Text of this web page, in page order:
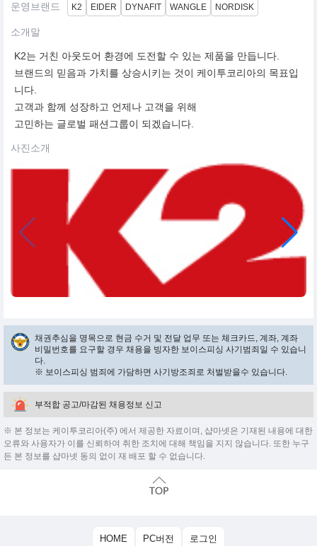
운영브랜드 K2 EIDER DYNAFIT WANGLE NORDISK
소개말
K2는 거친 아웃도어 환경에 도전할 수 있는 제품을 만듭니다.
브랜드의 믿음과 가치를 상승시키는 것이 케이투코리아의 목표입
니다.
고객과 함께 성장하고 언제나 고객을 위해
고민하는 글로벌 패션그룹이 되겠습니다.
사진소개
채권추심을 명목으로 현금 수거 및 전달 업무 또는 체크카드, 계좌, 계좌
비밀번호를 요구할 경우 채용을 빙자한 보이스피싱 사기범죄일 수 있습니
다.
※ 보이스피싱 범죄에 가담하면 사기방조죄로 처벌받을수 있습니다.
부적합 공고/마감된 채용정보 신고
※ 본 정보는 케이투코리아(주) 에서 제공한 자료이며, 샵마넷은 기재된 내용에 대한
오류와 사용자가 이를 신뢰하여 취한 조치에 대해 책임을 지지 않습니다. 또한 누구
든 본 정보를 샵마넷 동의 없이 재 배포 할 수 없습니다.
HOME PC버전 로그인